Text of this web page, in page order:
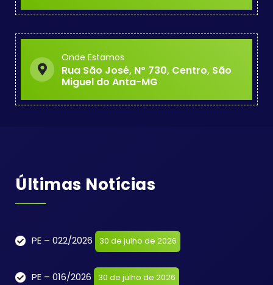
Onde Estamos
Rua São José, Nº 730, Centro, São
Miguel do Anta-MG
Últimas Notícias
PE – 022/2026 30 de julho de 2026
PE – 016/2026 30 de julho de 2026